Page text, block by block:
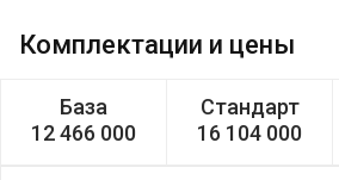
Комплектации и цены
База
12 466 000
Стандарт
16 104 000